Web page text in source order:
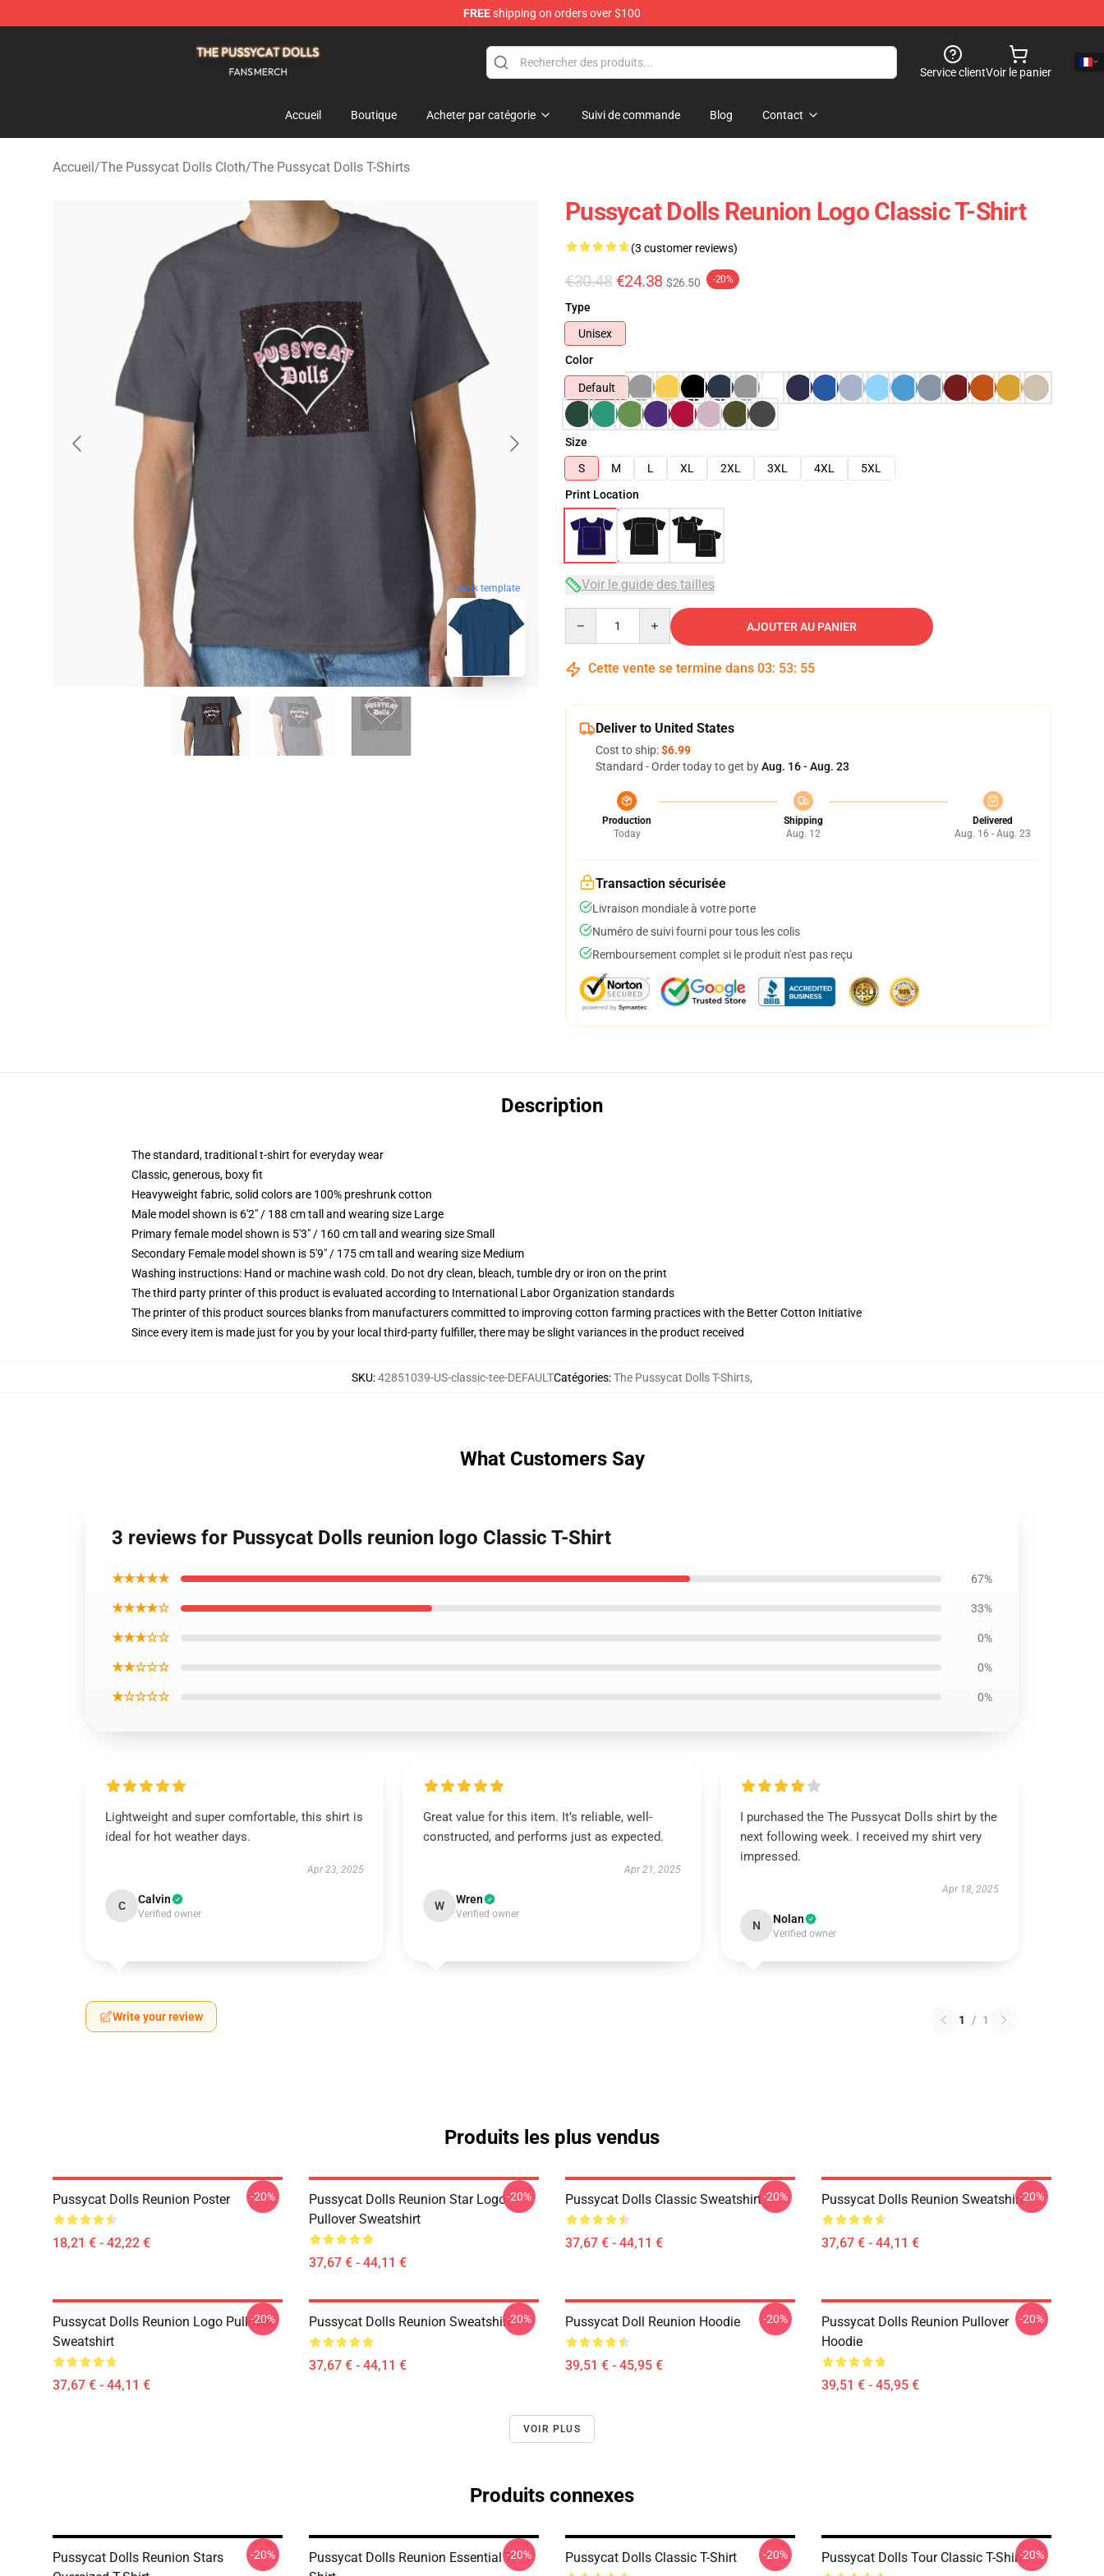
FREEshipping on orders over $100
Service clientVoir le panier
Accueil Boutique Acheter par catégorie Suivi de commande Blog Contact
Accueil/The Pussycat Dolls Cloth/The Pussycat Dolls T-Shirts
blank template
Pussycat Dolls Reunion Logo Classic T-Shirt
(3 customer reviews)
€30.48 €24.38 $26.50 -20%
Type
Unisex
Color
Default
Size
S
M L XL 2XL 3XL 4XL
5XL
Print Location
Voir le guide des tailles
AJOUTER AU PANIER
Cette vente se termine dans 03: 53: 54
Deliver to United States
Cost to ship:$6.99
Standard - Order today to get byAug. 16 - Aug. 23
Production
Today
Shipping
Aug. 12
Delivered
Aug. 16 - Aug. 23
Transaction sécurisée
Livraison mondiale à votre porte
Numéro de suivi fourni pour tous les colis
Remboursement complet si le produit n'est pas reçu
Description
The standard, traditional t-shirt for everyday wear
Classic, generous, boxy fit
Heavyweight fabric, solid colors are 100% preshrunk cotton
Male model shown is 6'2" / 188 cm tall and wearing size Large
Primary female model shown is 5'3" / 160 cm tall and wearing size Small
Secondary Female model shown is 5'9" / 175 cm tall and wearing size Medium
Washing instructions: Hand or machine wash cold. Do not dry clean, bleach, tumble dry or iron on the print
The third party printer of this product is evaluated according to International Labor Organization standards
The printer of this product sources blanks from manufacturers committed to improving cotton farming practices with the Better Cotton Initiative
Since every item is made just for you by your local third-party fulfiller, there may be slight variances in the product received
SKU:42851039-US-classic-tee-DEFAULTCatégories:The Pussycat Dolls T-Shirts,
What Customers Say
3 reviews for Pussycat Dolls reunion logo Classic T-Shirt
★★★★★ 67%
★★★★☆ 33%
★★★☆☆ 0%
★★☆☆☆ 0%
★☆☆☆☆ 0%
Lightweight and super comfortable, this shirt is
ideal for hot weather days.
Apr 23, 2025
C Calvin
Verified owner
Great value for this item. It’s reliable, well-
constructed, and performs just as expected.
Apr 21, 2025
W Wren
Verified owner
I purchased the The Pussycat Dolls shirt by the
next following week. I received my shirt very
impressed.
Apr 18, 2025
N Nolan
Verified owner
Write your review 1 / 1
Produits les plus vendus
Pussycat Dolls Reunion Poster
18,21 € - 42,22 €
-20%
Pussycat Dolls Reunion Star Logo
Pullover Sweatshirt
37,67 € - 44,11 €
-20% Pussycat Dolls Classic Sweatshirt
37,67 € - 44,11 €
-20% Pussycat Dolls Reunion Sweatshirt
37,67 € - 44,11 €
-20%
Pussycat Dolls Reunion Logo Pullover
Sweatshirt
37,67 € - 44,11 €
-20% Pussycat Dolls Reunion Sweatshirt
37,67 € - 44,11 €
-20% Pussycat Doll Reunion Hoodie
39,51 € - 45,95 €
-20%
Pussycat Dolls Reunion Pullover
Hoodie
39,51 € - 45,95 €
-20%
VOIR PLUS
Produits connexes
Pussycat Dolls Reunion Stars
-20%
Pussycat Dolls Reunion Essential T--20% Pussycat Dolls Classic T-Shirt -20% Pussycat Dolls Tour Classic T-Shirt-20%